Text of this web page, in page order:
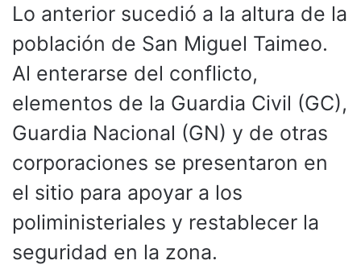
Lo anterior sucedió a la altura de la
población de San Miguel Taimeo.
Al enterarse del conflicto,
elementos de la Guardia Civil (GC),
Guardia Nacional (GN) y de otras
corporaciones se presentaron en
el sitio para apoyar a los
poliministeriales y restablecer la
seguridad en la zona.